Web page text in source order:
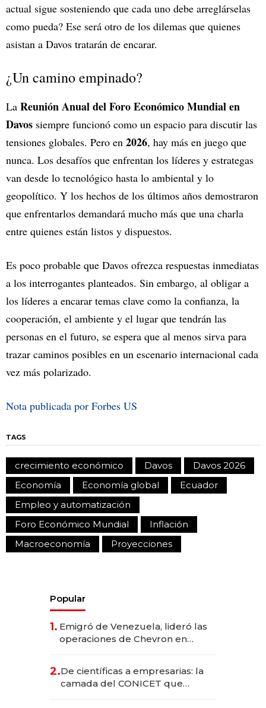
actual sigue sosteniendo que cada uno debe arreglárselas
como pueda? Ese será otro de los dilemas que quienes
asistan a Davos tratarán de encarar.
¿Un camino empinado?
La Reunión Anual del Foro Económico Mundial en
Davos siempre funcionó como un espacio para discutir las
tensiones globales. Pero en 2026, hay más en juego que
nunca. Los desafíos que enfrentan los líderes y estrategas
van desde lo tecnológico hasta lo ambiental y lo
geopolítico. Y los hechos de los últimos años demostraron
que enfrentarlos demandará mucho más que una charla
entre quienes están listos y dispuestos.
Es poco probable que Davos ofrezca respuestas inmediatas
a los interrogantes planteados. Sin embargo, al obligar a
los líderes a encarar temas clave como la confianza, la
cooperación, el ambiente y el lugar que tendrán las
personas en el futuro, se espera que al menos sirva para
trazar caminos posibles en un escenario internacional cada
vez más polarizado.
Nota publicada por Forbes US
TAGS
crecimiento económico Davos
Davos 2026
Economía
Economía global
Ecuador
Empleo y automatización
Foro Económico Mundial
Inflación
Macroeconomía
Proyecciones
Popular
1. Emigró de Venezuela, lideró las
operaciones de Chevron en
2.De científicas a empresarias: la
camada del CONICET que